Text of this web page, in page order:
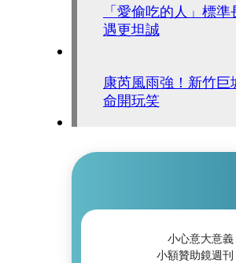
「愛偷吃的人」標
遇更坦誠
康芮風雨強！新竹
命開玩笑
小心意大意義
小額贊助鏡週刊